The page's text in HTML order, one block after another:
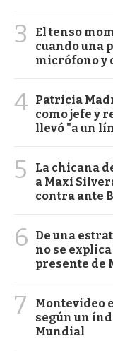
3
El tenso
cuando una
micrófono y
4 Patricia
como jefe y
llevó "a un
5
La chicana
a Maxi
contra ante
6
De una
no se
presente de
7
Montevideo
según un
Mundial